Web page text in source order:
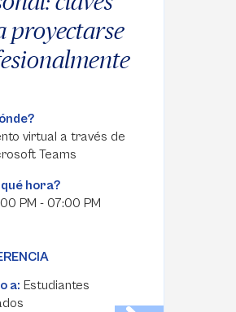
proyectarse
virtual a través de
Teams
hora?
PM - 07:00 PM
a: Estudiantes